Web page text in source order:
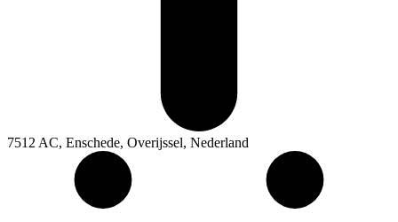
7512 AC, Enschede, Overijssel, Nederland